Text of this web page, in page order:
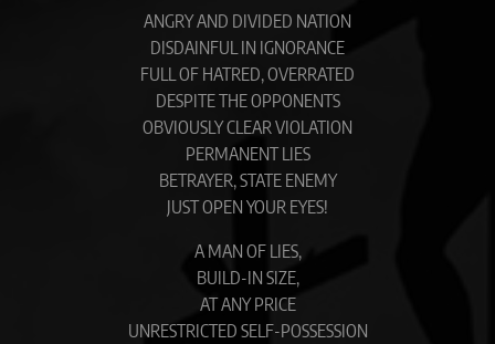
ANGRY AND DIVIDED NATION
DISDAINFUL IN IGNORANCE
FULL OF HATRED, OVERRATED
DESPITE THE OPPONENTS
OBVIOUSLY CLEAR VIOLATION
PERMANENT LIES
BETRAYER, STATE ENEMY
JUST OPEN YOUR EYES!
A MAN OF LIES,
BUILD-IN SIZE,
AT ANY PRICE
UNRESTRICTED SELF-POSSESSION